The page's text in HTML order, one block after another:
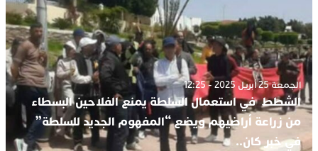
الجمعة 25 أبريل 2025 - 12:25
الشطط في استعمال السلطة يمنع الفلاحين البسطاء
من زراعة أراضيهم ويضع “المفهوم الجديد للسلطة”
في خبر كان..